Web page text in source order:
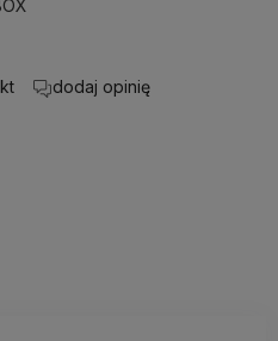
dodaj opinię